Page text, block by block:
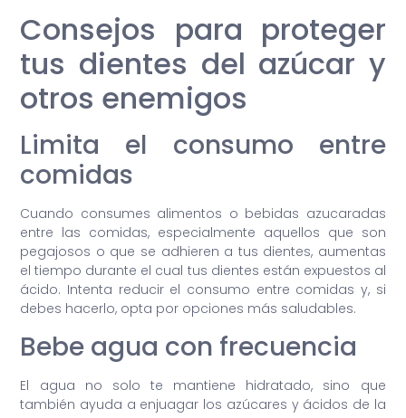
Consejos para proteger
tus dientes del azúcar y
otros enemigos
Limita el consumo entre
comidas
Cuando consumes alimentos o bebidas azucaradas
entre las comidas, especialmente aquellos que son
pegajosos o que se adhieren a tus dientes, aumentas
el tiempo durante el cual tus dientes están expuestos al
ácido. Intenta reducir el consumo entre comidas y, si
debes hacerlo, opta por opciones más saludables.
Bebe agua con frecuencia
El agua no solo te mantiene hidratado, sino que
también ayuda a enjuagar los azúcares y ácidos de la